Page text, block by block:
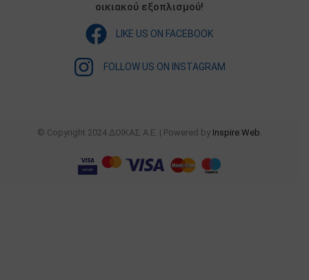
οικιακού εξοπλισμού!
LIKE US ON FACEBOOK
FOLLOW US ON INSTAGRAM
© Copyright 2024 ΔΟΙΚΑΣ Α.Ε. | Powered by Inspire Web.